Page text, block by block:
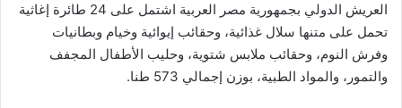
العريش الدولي بجمهورية مصر العربية اشتمل على 24 طائرة إغاثية
تحمل على متنها سلال غذائية، وحقائب إيوائية وخيام وبطانيات
وفرش النوم، وحقائب ملابس شتوية، وحليب الأطفال المجفف
والتمور، والمواد الطبية، بوزن إجمالي 573 طنا.